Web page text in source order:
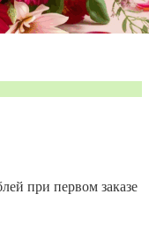
при первом заказе